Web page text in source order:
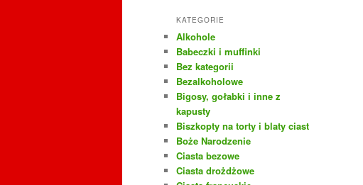
KATEGORIE
Alkohole
Babeczki i muffinki
Bez kategorii
Bezalkoholowe
Bigosy, gołabki i inne z
kapusty
Biszkopty na torty i blaty ciast
Boże Narodzenie
Ciasta bezowe
Ciasta drożdżowe